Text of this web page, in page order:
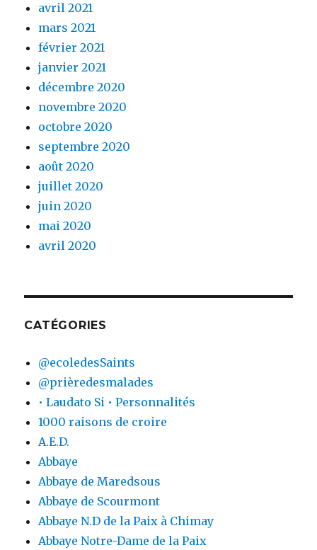
avril 2021
mars 2021
février 2021
janvier 2021
décembre 2020
novembre 2020
octobre 2020
septembre 2020
août 2020
juillet 2020
juin 2020
mai 2020
avril 2020
CATÉGORIES
@ecoledesSaints
@prièredesmalades
• Laudato Si • Personnalités
1000 raisons de croire
A.E.D.
Abbaye
Abbaye de Maredsous
Abbaye de Scourmont
Abbaye N.D de la Paix à Chimay
Abbaye Notre-Dame de la Paix